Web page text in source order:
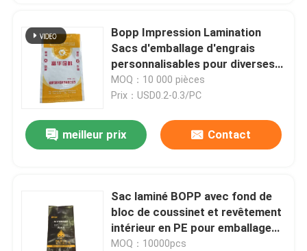
Bopp Impression Lamination
Sacs d'emballage d'engrais
personnalisables pour diverses
applications
MOQ：10 000 pièces
Prix：USD0.2-0.3/PC
meilleur prix Contact
Sac laminé BOPP avec fond de
bloc de coussinet et revêtement
intérieur en PE pour emballage
d'engrais acide fulvique de 10 kg
MOQ：10000pcs